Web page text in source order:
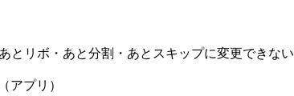
とリボ・あと分割・あとスキップに変更できない
アプリ）